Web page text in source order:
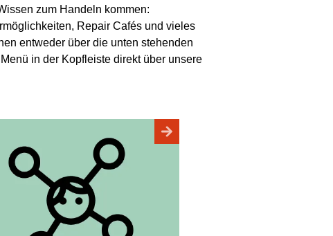
zum Handeln kommen:
Repair Cafés und vieles
entweder über die unten stehenden
in der Kopfleiste direkt über unsere